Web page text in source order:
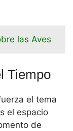
las Aves
Tiempo
el tema
el espacio
de